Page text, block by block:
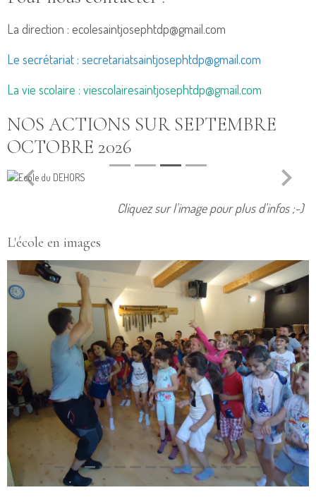
La direction : ecolesaintjosephtdp@gmail.com
Le secrétariat : secretariatsaintjosephtdp@gmail.com
La vie scolaire : viescolairesaintjosephtdp@gmail.com
NOS ACTIONS SUR SEPTEMBRE
OCTOBRE 2026
Cliquez sur l'image pour plus d'infos ;-)
L'école en images